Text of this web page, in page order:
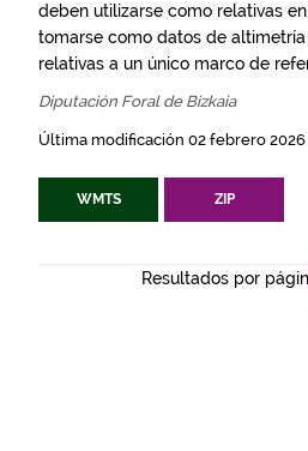
deben utilizarse como relativas
tomarse como datos de
relativas a un único marco de
Diputación Foral de Bizkaia
Última modificación 02 febrero 2026
WMTS ZIP
Resultados por